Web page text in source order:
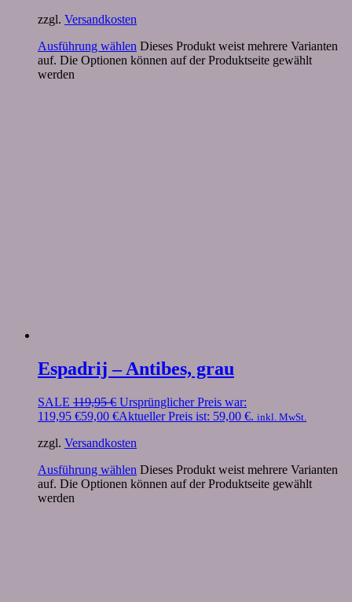
zzgl. Versandkosten
Ausführung wählen Dieses Produkt weist mehrere Varianten
auf. Die Optionen können auf der Produktseite gewählt
werden
Espadrij – Antibes, grau
SALE 119,95€ Ursprünglicher Preis war:
119,95 €59,00 €Aktueller Preis ist: 59,00 €. inkl. MwSt.
zzgl. Versandkosten
Ausführung wählen Dieses Produkt weist mehrere Varianten
auf. Die Optionen können auf der Produktseite gewählt
werden